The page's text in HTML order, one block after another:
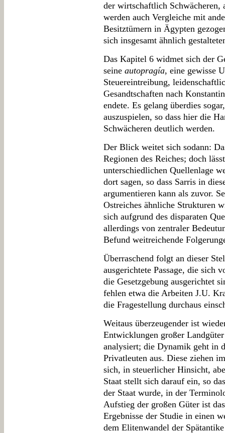
der wirtschaftlich Schwächeren,
werden auch Vergleiche mit
Besitztümern in Ägypten
sich insgesamt ähnlich
Das Kapitel 6 widmet sich der
seine autopragía, eine gewisse
Steuereintreibung,
Gesandtschaften nach
endete. Es gelang überdies
auszuspielen, so dass hier die
Schwächeren deutlich werden.
Der Blick weitet sich sodann:
Regionen des Reiches; doch
unterschiedlichen Quellenlage
dort sagen, so dass Sarris in
argumentieren kann als zuvor.
Ostreiches ähnliche Strukturen
sich aufgrund des disparaten
allerdings von zentraler
Befund weitreichende
Überraschend folgt an dieser
ausgerichtete Passage, die sich
die Gesetzgebung ausgerichtet
fehlen etwa die Arbeiten J.U.
die Fragestellung durchaus
Weitaus überzeugender ist
Entwicklungen großer
analysiert; die Dynamik geht in
Privatleuten aus. Diese ziehen
sich, in steuerlicher Hinsicht,
Staat stellt sich darauf ein, so
der Staat wurde, in der
Aufstieg der großen Güter ist
Ergebnisse der Studie in einen
dem Elitenwandel der